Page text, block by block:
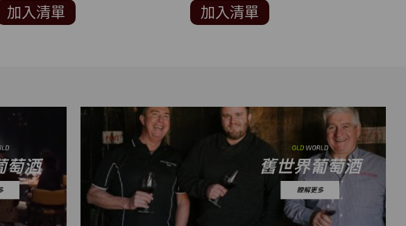
加入清單 加入清單